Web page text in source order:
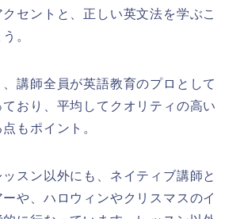
セントと、正しい英文法を学ぶこ
。
講師全員が英語教育のプロとして
おり、平均してクオリティの高い
もポイント。
スン以外にも、ネイティブ講師と
や、ハロウィンやクリスマスのイ